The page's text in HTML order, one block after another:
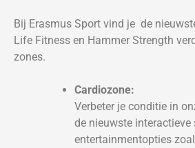
Bij Erasmus Sport vind je de
Life Fitness en Hammer Strength
zones.
Cardiozone:
Verbeter je conditie in
de nieuwste interactieve
entertainmentopties